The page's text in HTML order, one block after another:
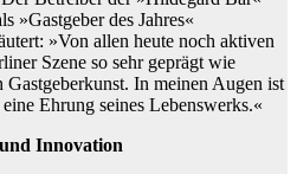
»Gastgeber des Jahres«
»Von allen heute noch aktiven
Szene so sehr geprägt wie
In meinen Augen ist
Ehrung seines Lebenswerks.«
Innovation